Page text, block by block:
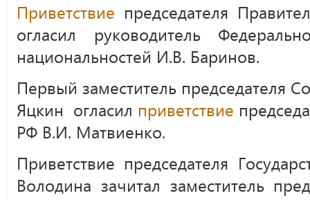
Приветствие председателя
огласил руководитель
национальностей И.В. Баринов.
Первый заместитель председателя
Яцкин огласил приветствие
РФ В.И. Матвиенко.
Приветствие председателя
Володина зачитал заместитель